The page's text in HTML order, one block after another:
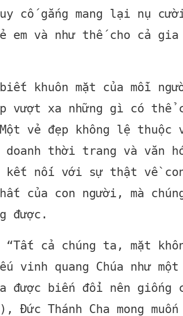
cố gắng mang lại nụ
em và như thế cho cả
khuôn mặt của mỗi
vượt xa những gì có thể
vẻ đẹp không lệ thuộc
doanh thời trang và văn
kết nối với sự thật về
của con người, mà
được.
cả chúng ta, mặt
vinh quang Chúa như một
được biến đổi nên giống
Đức Thánh Cha mong